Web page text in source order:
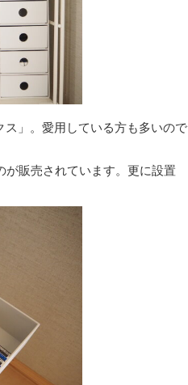
」。愛用している方も多いので
が販売されています。更に設置